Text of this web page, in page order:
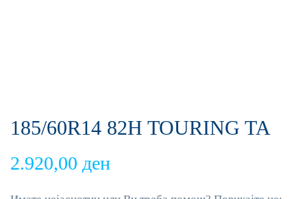
185/60R14 82H TOURING TA
2.920,00 ден